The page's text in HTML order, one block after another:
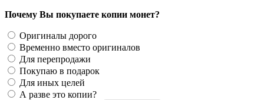
Почему Вы покупаете копии монет?
Оригиналы дорого
Временно вместо оригиналов
Для перепродажи
Покупаю в подарок
Для иных целей
А разве это копии?